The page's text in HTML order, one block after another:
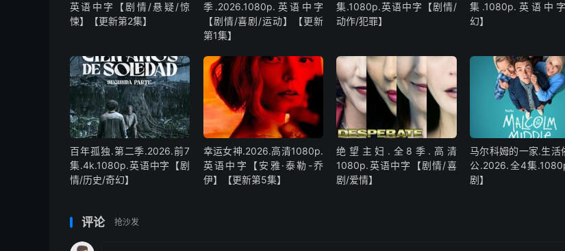
英语中字【剧情/悬疑/惊
悚】【更新第2集】
季.2026.1080p.英语中字
【剧情/喜剧/运动】【更新
第1集】
集.1080p.英语中字【剧情/
动作/犯罪】
集.1080p.英语中
幻】
百年孤独.第二季.2026.前7
集.4k.1080p.英语中字【剧
情/历史/奇幻】
幸运女神.2026.高清1080p.
英语中字【安雅·泰勒-乔
伊】【更新第5集】
绝望主妇.全8季.高清
1080p.英语中字【剧情/喜
剧/爱情】
马尔科姆的一家.生活
公.2026.全4集
剧】
评论 抢沙发